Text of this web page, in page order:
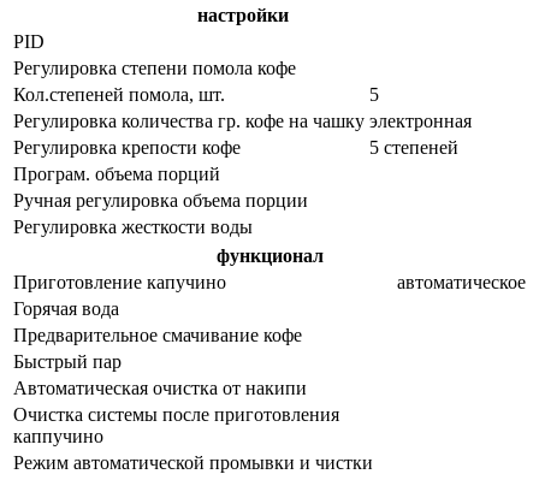
настройки
PID
Регулировка степени помола кофе
Кол.степеней помола, шт.
5
Регулировка количества гр. кофе на чашку электронная
Регулировка крепости кофе
5 степеней
Програм. объема порций
Ручная регулировка объема порции
Регулировка жесткости воды
функционал
Приготовление капучино
автоматическое
Горячая вода
Предварительное смачивание кофе
Быстрый пар
Автоматическая очистка от накипи
Очистка системы после приготовления
каппучино
Режим автоматической промывки и чистки